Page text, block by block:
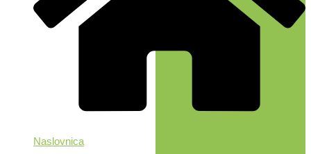
Naslovnica